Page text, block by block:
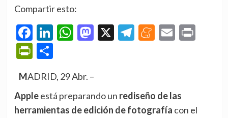
Compartir esto:
Facebook
LinkedIn
WhatsApp
Mastodon
X Telegram
Meneame
Email
PrintFriendly
Compartir
MADRID, 29 Abr. –
Appleestá preparando un rediseño de las
herramientas de edición de fotografía con el